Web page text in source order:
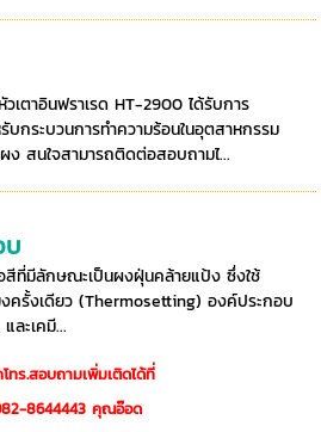
วเตาอินฟราเรด HT-2900 ได้รับการ
กระบวนการทำความร้อนในอุตสาหกรรม
ง สนใจสามารถติดต่อสอบถามไ...
บ
ที่มีลักษณะเป็นผงฝุ่นคล้ายแป้ง ซึ่งใช้
งครั้งเดียว (Thermosetting) องค์ประกอบ
ละเคมี...
ทร.สอบถามเพิ่มเติดได้ที่
8644443 คุณอ๊อด